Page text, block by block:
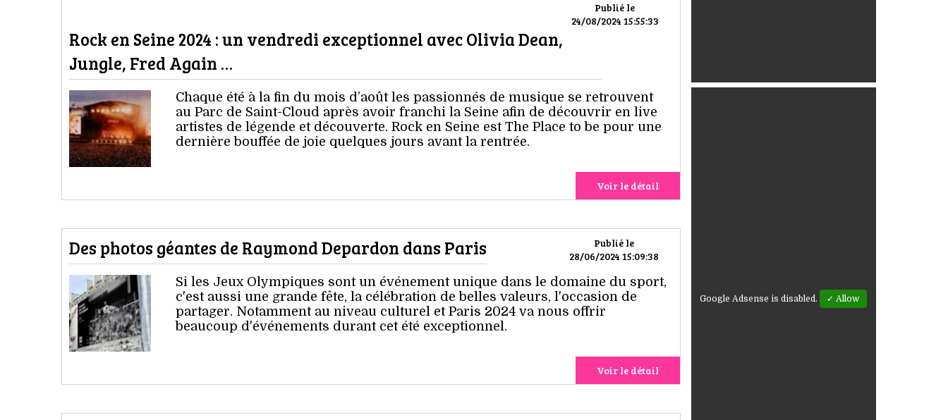
Publié le
24/08/2024 15:55:33
Rock en Seine 2024 : un vendredi exceptionnel avec Olivia Dean,
Jungle, Fred Again …
Chaque été à la fin du mois d’août les passionnés de musique se retrouvent
au Parc de Saint-Cloud après avoir franchi la Seine afin de découvrir en live
artistes de légende et découverte. Rock en Seine est The Place to be pour une
dernière bouffée de joie quelques jours avant la rentrée.
Voir le détail
Publié le
28/06/2024 15:09:38
Des photos géantes de Raymond Depardon dans Paris
Si les Jeux Olympiques sont un événement unique dans le domaine du sport,
c'est aussi une grande fête, la célébration de belles valeurs, l'occasion de
partager. Notamment au niveau culturel et Paris 2024 va nous offrir
beaucoup d'événements durant cet été exceptionnel.
Voir le détail
Google Adsense is disabled. ✓ Allow